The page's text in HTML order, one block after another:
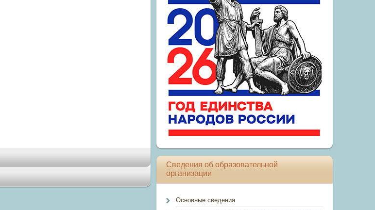
Сведения об образовательной
организации
Основные сведения